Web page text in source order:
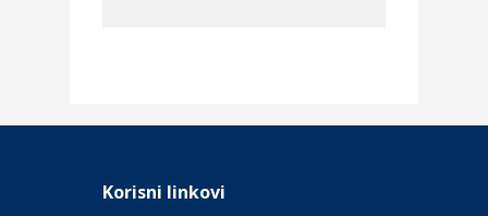
Daruvarske toplice – ljekovita
Korisni linkovi